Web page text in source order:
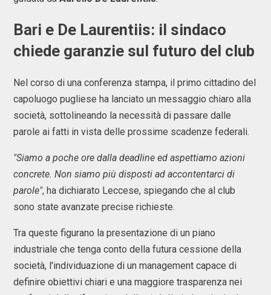
Bari e De Laurentiis: il sindaco
chiede garanzie sul futuro del club
Nel corso di una conferenza stampa, il primo cittadino del
capoluogo pugliese ha lanciato un messaggio chiaro alla
società, sottolineando la necessità di passare dalle
parole ai fatti in vista delle prossime scadenze federali.
"Siamo a poche ore dalla deadline ed aspettiamo azioni
concrete. Non siamo più disposti ad accontentarci di
parole", ha dichiarato Leccese, spiegando che al club
sono state avanzate precise richieste.
Tra queste figurano la presentazione di un piano
industriale che tenga conto della futura cessione della
società, l'individuazione di un management capace di
definire obiettivi chiari e una maggiore trasparenza nei